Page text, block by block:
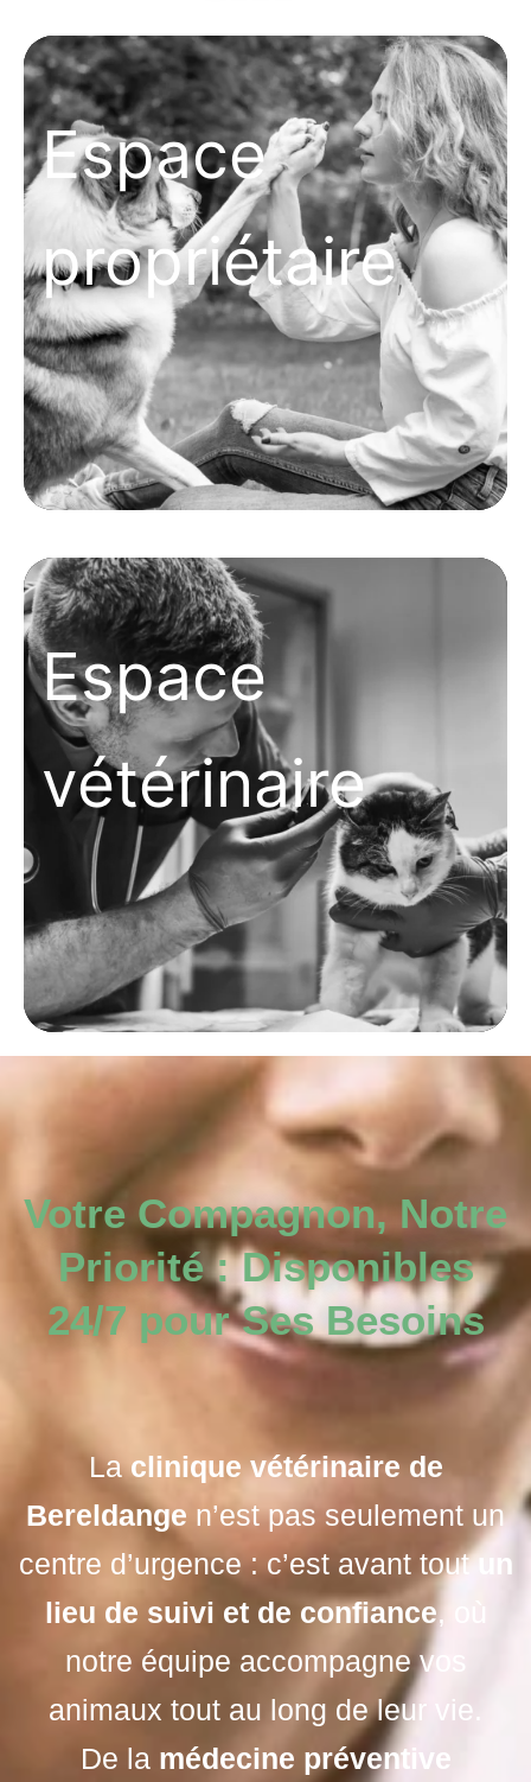
Espace
propriétaire
Espace
vétérinaire
Votre Compagnon, Notre
Priorité : Disponibles
24/7 pour Ses Besoins
Laclinique vétérinaire de
Bereldange n’est pas seulement un
centre d’urgence : c’est avant toutun
lieu de suivi et de confiance, où
notre équipe accompagne vos
animaux tout au long de leur vie.
De la médecine préventive